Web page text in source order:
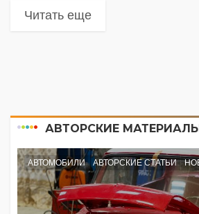
Читать еще
АВТОРСКИЕ МАТЕРИАЛЫ
АВТОМОБИЛИ АВТОРСКИЕ СТАТЬИ